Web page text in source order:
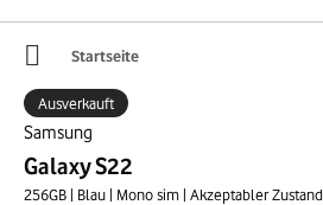
Startseite
Samsung
Galaxy S22
256GB | Blau | Mono sim | Akzeptabler Zustand
Ausverkauft